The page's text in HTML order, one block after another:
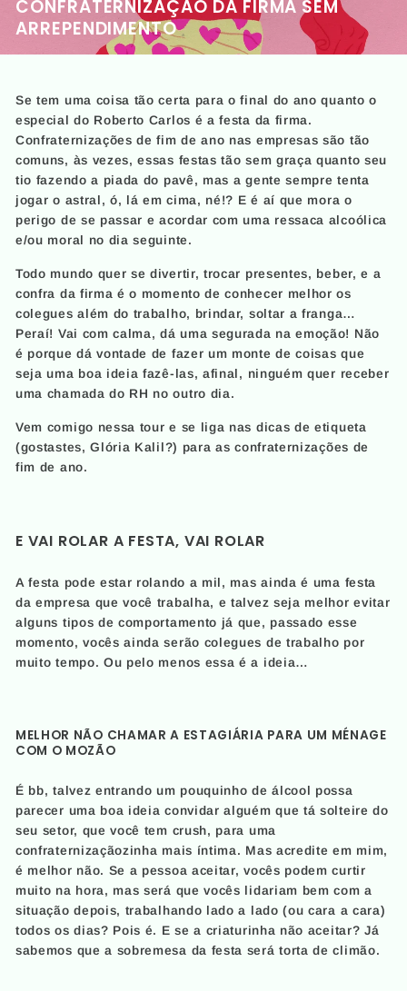
CONFRATERNIZAÇÃO DA FIRMA SEM
ARREPENDIMENTO
Se tem uma coisa tão certa para o final do ano quanto o
especial do Roberto Carlos é a festa da firma.
Confraternizações de fim de ano nas empresas são tão
comuns, às vezes, essas festas tão sem graça quanto seu
tio fazendo a piada do pavê, mas a gente sempre tenta
jogar o astral, ó, lá em cima, né!? E é aí que mora o
perigo de se passar e acordar com uma ressaca alcoólica
e/ou moral no dia seguinte.
Todo mundo quer se divertir, trocar presentes, beber, e a
confra da firma é o momento de conhecer melhor os
colegues além do trabalho, brindar, soltar a franga…
Peraí! Vai com calma, dá uma segurada na emoção! Não
é porque dá vontade de fazer um monte de coisas que
seja uma boa ideia fazê-las, afinal, ninguém quer receber
uma chamada do RH no outro dia.
Vem comigo nessa tour e se liga nas dicas de etiqueta
(gostastes, Glória Kalil?) para as confraternizações de
fim de ano.
E VAI ROLAR A FESTA, VAI ROLAR
A festa pode estar rolando a mil, mas ainda é uma festa
da empresa que você trabalha, e talvez seja melhor evitar
alguns tipos de comportamento já que, passado esse
momento, vocês ainda serão colegues de trabalho por
muito tempo. Ou pelo menos essa é a ideia…
MELHOR NÃO CHAMAR A ESTAGIÁRIA PARA UM MÉNAGE
COM O MOZÃO
É bb, talvez entrando um pouquinho de álcool possa
parecer uma boa ideia convidar alguém que tá solteire do
seu setor, que você tem crush, para uma
confraternizaçãozinha mais íntima. Mas acredite em mim,
é melhor não. Se a pessoa aceitar, vocês podem curtir
muito na hora, mas será que vocês lidariam bem com a
situação depois, trabalhando lado a lado (ou cara a cara)
todos os dias? Pois é. E se a criaturinha não aceitar? Já
sabemos que a sobremesa da festa será torta de climão.